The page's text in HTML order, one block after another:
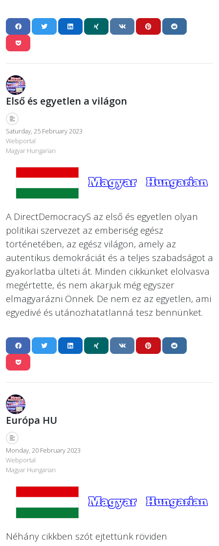
Első és egyetlen a világon
Saturday, 25 February 2023
Webportal
Magyar Hungarian
A DirectDemocracyS az első és egyetlen olyan
politikai szervezet az emberiség egész
történetében, az egész világon, amely az
autentikus demokráciát és a teljes szabadságot a
gyakorlatba ülteti át. Minden cikkünket elolvasva
megértette, és nem akarjuk még egyszer
elmagyarázni Önnek. De nem ez az egyetlen, ami
egyedivé és utánozhatatlanná tesz bennünket.
Európa HU
Monday, 20 February 2023
Webportal
Magyar Hungarian
Néhány cikkben szót ejtettünk röviden